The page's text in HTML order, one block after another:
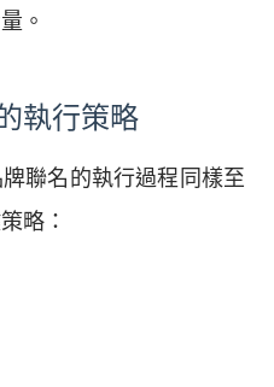
。
執行策略
聯名的執行過程同樣至
略：